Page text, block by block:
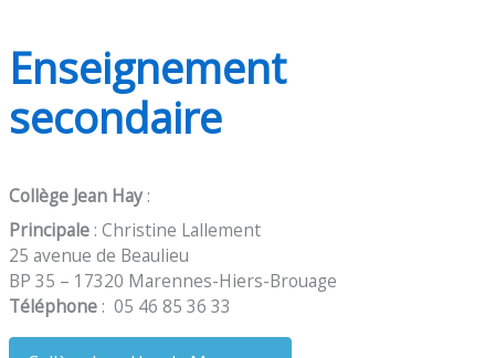
Enseignement
secondaire
Collège Jean Hay :
Principale : Christine Lallement
25 avenue de Beaulieu
BP 35 – 17320 Marennes-Hiers-Brouage
Téléphone : 05 46 85 36 33